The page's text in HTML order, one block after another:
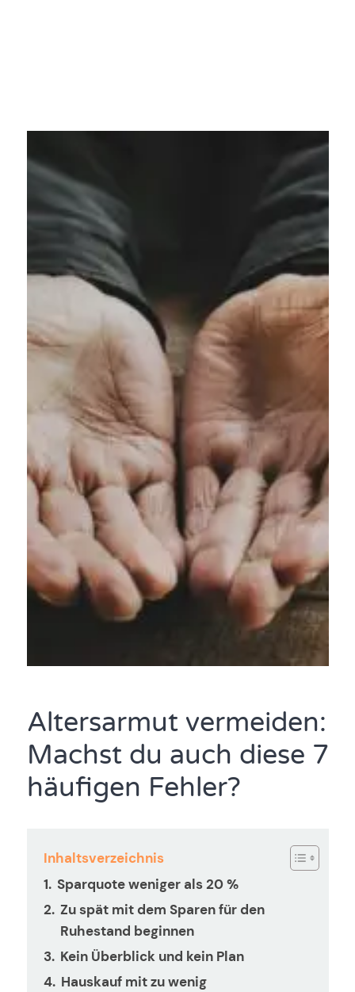
Altersarmut vermeiden:
Machst du auch diese 7
häufigen Fehler?
Inhaltsverzeichnis
Sparquote weniger als 20 %
Zu spät mit dem Sparen für den
Ruhestand beginnen
Kein Überblick und kein Plan
Hauskauf mit zu wenig